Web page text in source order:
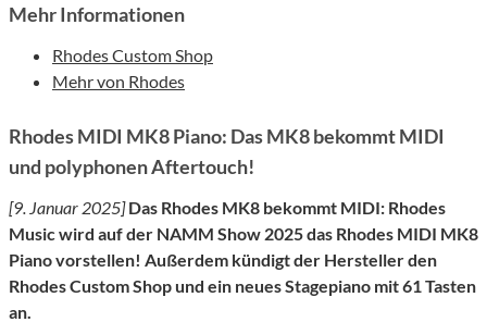
Mehr Informationen
Rhodes Custom Shop
Mehr von Rhodes
Rhodes MIDI MK8 Piano: Das MK8 bekommt MIDI
und polyphonen Aftertouch!
[9. Januar 2025] Das Rhodes MK8 bekommt MIDI: Rhodes
Music wird auf der NAMM Show 2025 das Rhodes MIDI MK8
Piano vorstellen! Außerdem kündigt der Hersteller den
Rhodes Custom Shop und ein neues Stagepiano mit 61 Tasten
an.